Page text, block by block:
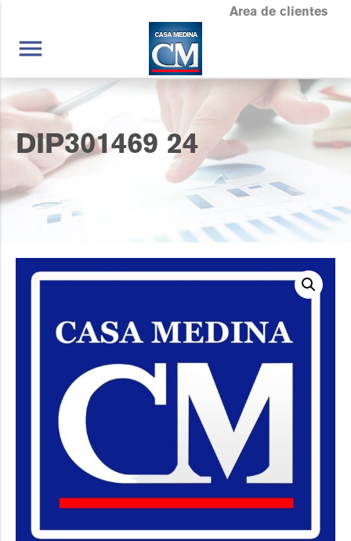
Area de clientes
menu
DIP301469 24